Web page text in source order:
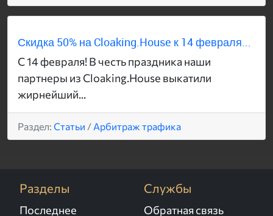
Скидка 50% на Cloaking.House к 14 февраля...
С 14 февраля! В честь праздника наши
партнеры из Cloaking.House выкатили
жирнейший...
Раздел: Статьи / Арбитраж трафика
Разделы
Последнее
Службы
Обратная связь